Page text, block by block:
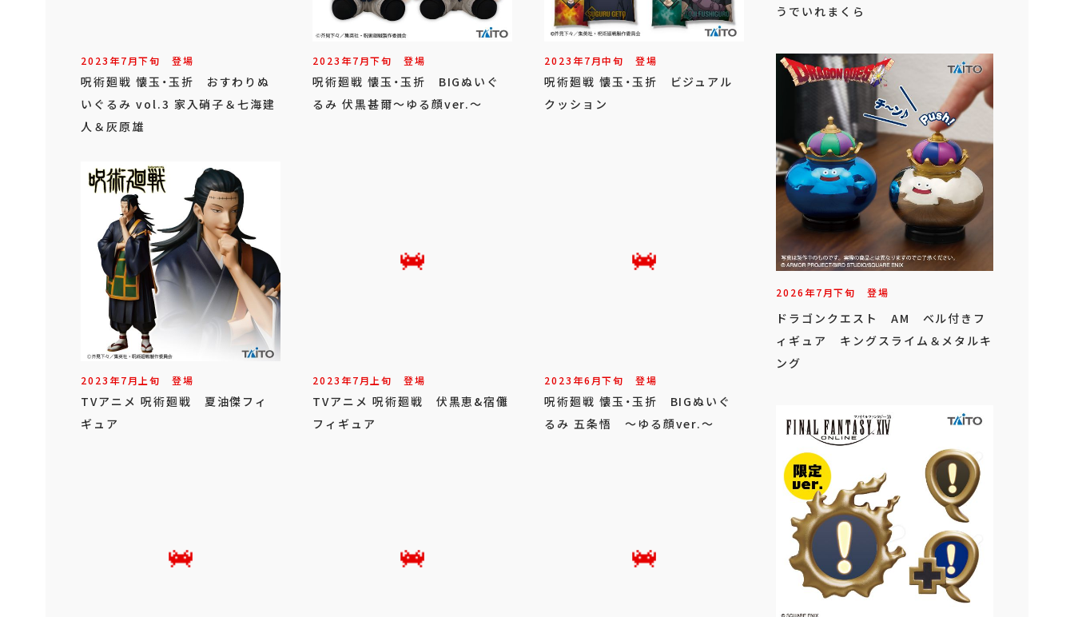
2023年7月下旬 登場
呪術廻戦 懐玉・玉折 おすわりぬ
いぐるみ vol.3 家入硝子＆七海建
人＆灰原雄
2023年7月下旬 登場
呪術廻戦 懐玉・玉折 BIGぬいぐ
るみ 伏黒甚爾～ゆる顔ver.～
2023年7月中旬 登場
呪術廻戦 懐玉・玉折 ビジュアル
クッション
2023年7月上旬 登場
TVアニメ 呪術廻戦 夏油傑フィ
ギュア
2023年7月上旬 登場
TVアニメ 呪術廻戦 伏黒恵&宿儺
フィギュア
2023年6月下旬 登場
呪術廻戦 懐玉・玉折 BIGぬいぐ
るみ 五条悟 ～ゆる顔ver.～
うでいれまくら
2026年7月下旬 登場
ドラゴンクエスト AM ベル付きフ
ィギュア キングスライム＆メタルキ
ング